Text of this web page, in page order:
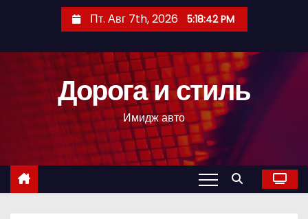
с
Пт. Авг 7th, 2026 5:18:44 PM
Дорога и стиль
Имидж авто